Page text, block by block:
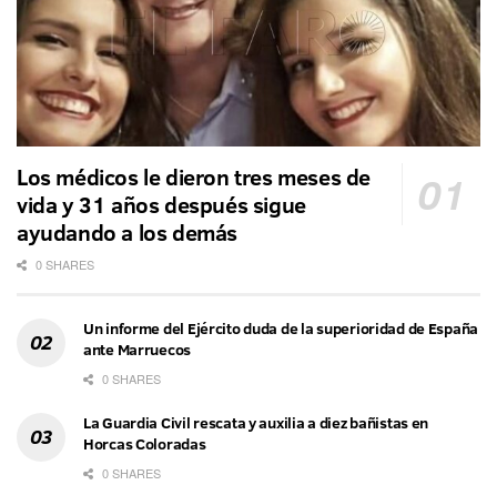
Los médicos le dieron tres meses de
vida y 31 años después sigue
ayudando a los demás
0 SHARES
Un informe del Ejército duda de la superioridad de España
ante Marruecos
0 SHARES
La Guardia Civil rescata y auxilia a diez bañistas en
Horcas Coloradas
0 SHARES